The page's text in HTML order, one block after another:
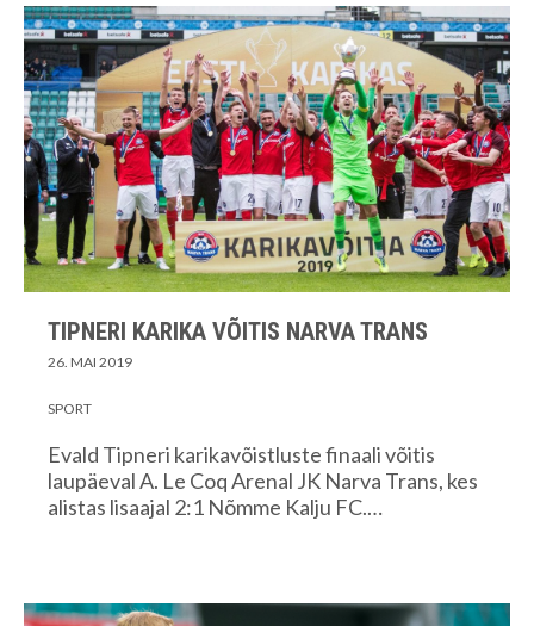
TIPNERI KARIKA VÕITIS NARVA TRANS
26. MAI 2019
SPORT
Evald Tipneri karikavõistluste finaali võitis
laupäeval A. Le Coq Arenal JK Narva Trans, kes
alistas lisaajal 2:1 Nõmme Kalju FC.…